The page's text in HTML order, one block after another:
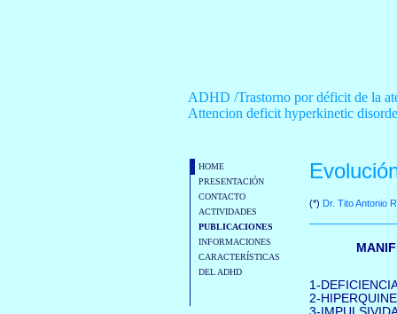
ADHD /Trastorno por déficit de la
Attencion deficit hyperkinetic
HOME
PRESENTACIÓN
CONTACTO
ACTIVIDADES
PUBLICACIONES
INFORMACIONES
CARACTERÍSTICAS
DEL ADHD
(*) Dr. Tito Antonio
1-
2-